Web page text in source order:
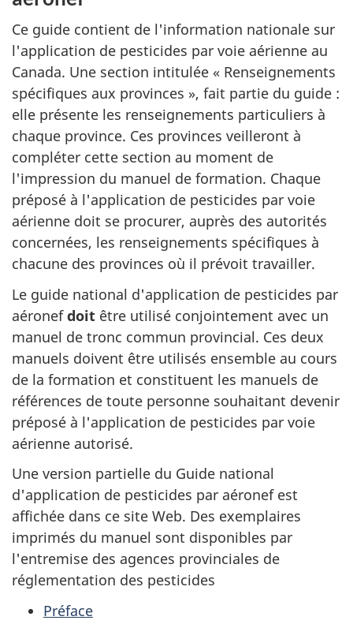
Ce guide contient de l'information nationale sur
l'application de pesticides par voie aérienne au
Canada. Une section intitulée « Renseignements
spécifiques aux provinces », fait partie du guide :
elle présente les renseignements particuliers à
chaque province. Ces provinces veilleront à
compléter cette section au moment de
l'impression du manuel de formation. Chaque
préposé à l'application de pesticides par voie
aérienne doit se procurer, auprès des autorités
concernées, les renseignements spécifiques à
chacune des provinces où il prévoit travailler.
Le guide national d'application de pesticides par
aéronefdoit être utilisé conjointement avec un
manuel de tronc commun provincial. Ces deux
manuels doivent être utilisés ensemble au cours
de la formation et constituent les manuels de
références de toute personne souhaitant devenir
préposé à l'application de pesticides par voie
aérienne autorisé.
Une version partielle du Guide national
d'application de pesticides par aéronef est
affichée dans ce site Web. Des exemplaires
imprimés du manuel sont disponibles par
l'entremise des agences provinciales de
réglementation des pesticides
Préface